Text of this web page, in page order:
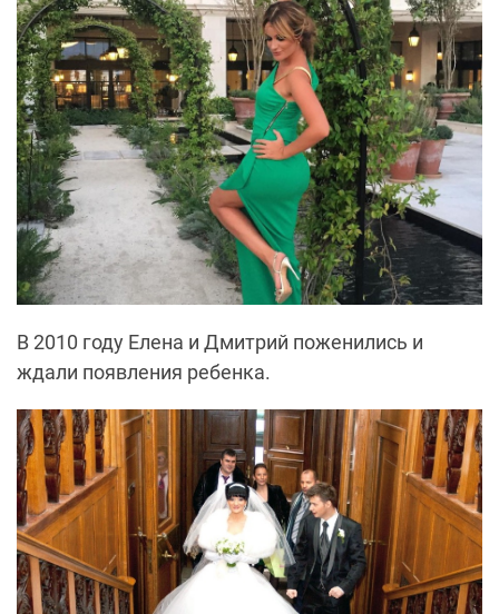
В 2010 году Елена и Дмитрий поженились и
ждали появления ребенка.